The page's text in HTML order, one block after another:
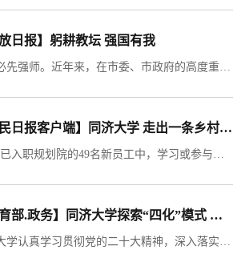
放日报】躬耕教坛 强国有我
强教必先强师。近年来，在市委、市政府的高度重视下，教育系统加快建设高质量教师队伍，进一步弘扬高尚师德，激励广大教师和教育工作者树立“躬耕教坛、强国有我”的志向和抱负，积极投身新时代教育改革发展新征程，优秀人才争相从教、教师人人尽展其才，好教师不断涌现。在第39个教师节来临之际，让我们走近2023年“上海市教育功臣”，共同感受榜样的力量。培养数学强潜能学生，探索拔尖创新人才早期培育上海市上海中学校长 冯...
【人民日报客户端】同济大学 走出一条乡村规划助力乡村振兴人才培养新路径
“今年已入职规划院的49名新员工中，学习或参与过乡村规划的在半数以上。”同济大学建筑与城市规划学院教授、上海同济城市规划设计研究院院长张尚武告诉记者。2012年，他在全国高校中率先推动开设“乡村规划设计课程”，十余年来，他和同济规划学科的同事们共同努力，走出一条产教融合不断走深走实、城乡规划真题真做的同济乡村规划人才培养之路。​建立乡村规划课程体系同济城乡规划学科作为国家“双一流”学科，近年来该学科...
【教育部.政务】同济大学探索“四化”模式 大力推进基础学科拔尖人才培养
同济大学认真学习贯彻党的二十大精神，深入落实习近平总书记关于教育的重要论述，聚焦加快建设中国特色、世界水平的基础学科人才培养体系，坚持“科学浸润、名师引领、厚植基础、注重交叉”的培养思路，在组织领导、培养体系、招生选拔、质量文化等方面持续发力，努力选拔培养更多基础学科拔尖人才，为建设世界主要科学中心和创新高地作出积极贡献。强化组织领导，夯实基础保障。成立由校长任组长的基础学科拔尖学生培养基地领...